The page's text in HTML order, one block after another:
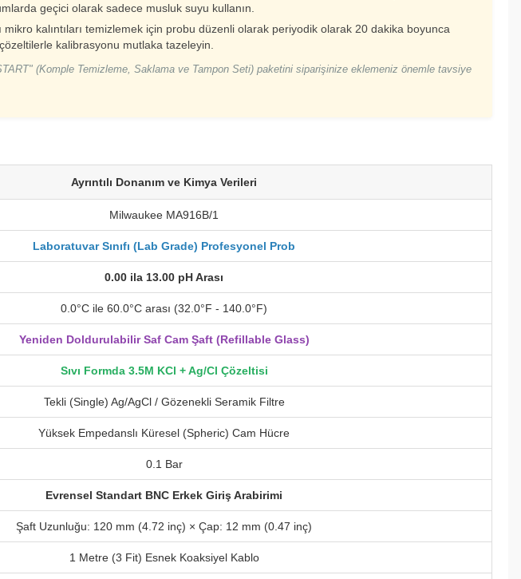
geçici olarak sadece musluk suyu kullanın.
kalıntıları temizlemek için probu düzenli olarak periyodik olarak 20 dakika boyunca
kalibrasyonu mutlaka tazeleyin.
(Komple Temizleme, Saklama ve Tampon Seti) paketini siparişinize eklemeniz önemle tavsiye
Ayrıntılı Donanım ve Kimya Verileri
Milwaukee MA916B/1
Laboratuvar Sınıfı (Lab Grade) Profesyonel Prob
0.00 ila 13.00 pH Arası
0.0°C ile 60.0°C arası (32.0°F - 140.0°F)
Yeniden Doldurulabilir Saf Cam Şaft (Refillable Glass)
Sıvı Formda 3.5M KCl + Ag/Cl Çözeltisi
Tekli (Single) Ag/AgCl / Gözenekli Seramik Filtre
Yüksek Empedanslı Küresel (Spheric) Cam Hücre
0.1 Bar
Evrensel Standart BNC Erkek Giriş Arabirimi
Şaft Uzunluğu: 120 mm (4.72 inç) × Çap: 12 mm (0.47 inç)
1 Metre (3 Fit) Esnek Koaksiyel Kablo